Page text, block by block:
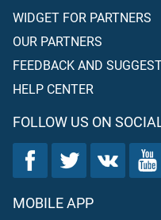
WIDGET FOR PARTNERS
OUR PARTNERS
FEEDBACK AND
HELP CENTER
FOLLOW US ON
MOBILE APP